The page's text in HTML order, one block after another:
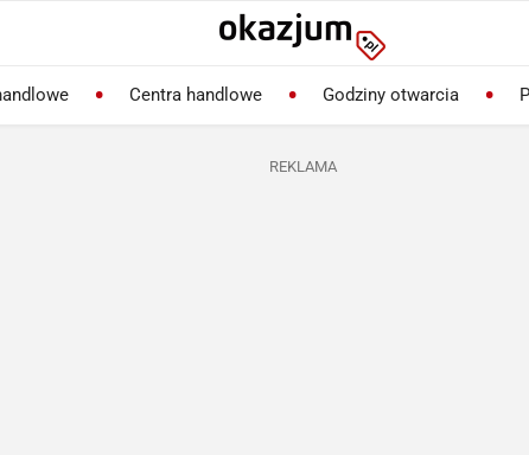
Centra handlowe Godziny otwarcia
REKLAMA